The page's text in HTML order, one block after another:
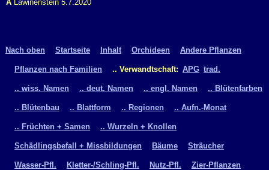
A Lawinenstein 5.7.2020
Nach oben Startseite Inhalt Orchideen Andere Pflanzen
Pflanzen nach Familien .. Verwandtschaft: APG trad.
.. wiss. Namen .. deut. Namen .. engl. Namen .. Blütenfarben
.. Blütenbau .. Blattform .. Regionen .. Aufn.-Monat
.. Früchten + Samen .. Wurzeln + Knollen
Schädlingsbefall + Missbildungen Bäume Sträucher
Wasser-Pfl. Kletter-/Schling-Pfl. Nutz-Pfl. Zier-Pflanzen